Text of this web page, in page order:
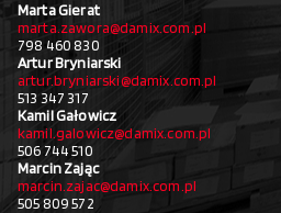
Marta Gierat
marta.zawora@damix.com.pl
798 460 830
Artur Bryniarski
artur.bryniarski@damix.com.pl
513 347 317
Kamil Gałowicz
kamil.galowicz@damix.com.pl
506 744 510
Marcin Zając
marcin.zajac@damix.com.pl
505 809 572